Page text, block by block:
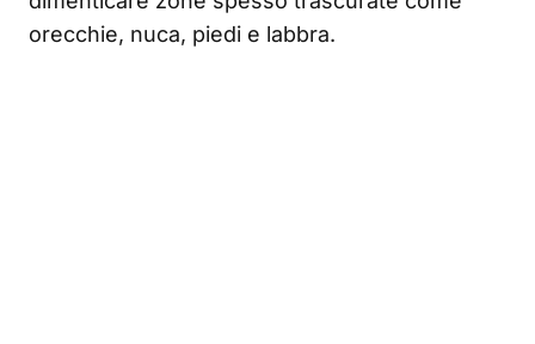
orecchie, nuca, piedi e labbra.